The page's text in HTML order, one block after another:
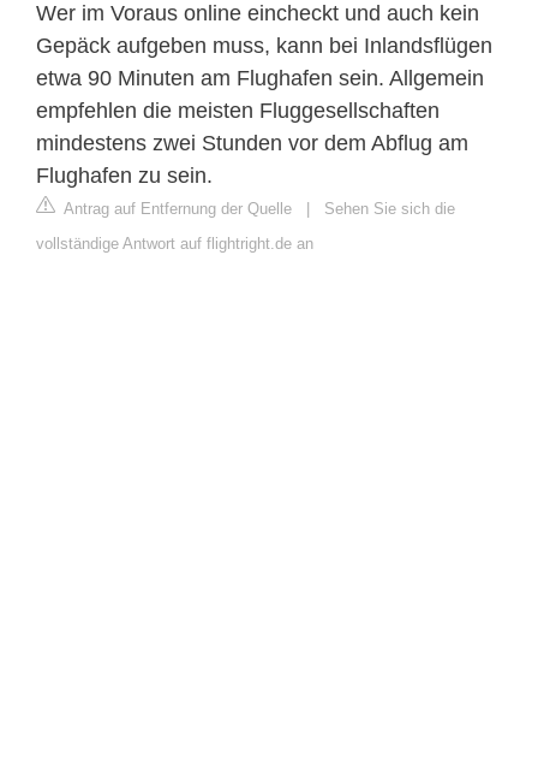
Wer im Voraus online eincheckt und auch kein
Gepäck aufgeben muss, kann bei Inlandsflügen
etwa 90 Minuten am Flughafen sein. Allgemein
empfehlen die meisten Fluggesellschaften
mindestens zwei Stunden vor dem Abflug am
Flughafen zu sein.
Antrag auf Entfernung der Quelle
Sehen Sie sich die
vollständige Antwort auf flightright.de an